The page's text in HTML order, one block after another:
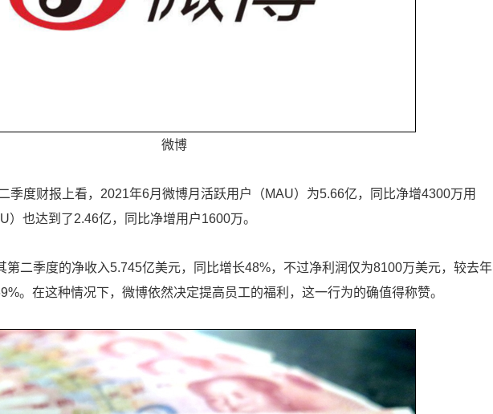
微博
季度财报上看，2021年6月微博月活跃用户（MAU）为5.66亿，同比净增4300万用
）也达到了2.46亿，同比净增用户1600万。
第二季度的净收入5.745亿美元，同比增长48%，不过净利润仅为8100万美元，较去年
。在这种情况下，微博依然决定提高员工的福利，这一行为的确值得称赞。